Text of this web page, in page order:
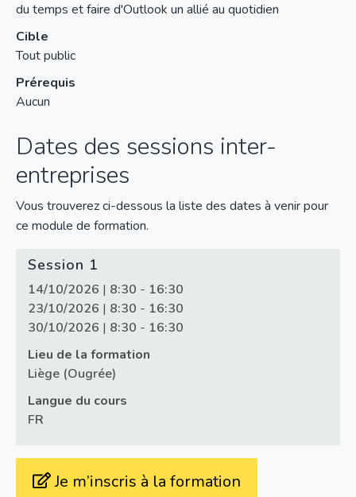
du temps et faire d'Outlook un allié au quotidien
Cible
Tout public
Prérequis
Aucun
Dates des sessions inter-
entreprises
Vous trouverez ci-dessous la liste des dates à venir pour
ce module de formation.
Session 1
14/10/2026 | 8:30 - 16:30
23/10/2026 | 8:30 - 16:30
30/10/2026 | 8:30 - 16:30
Lieu de la formation
Liège (Ougrée)
Langue du cours
FR
Je m’inscris à la formation